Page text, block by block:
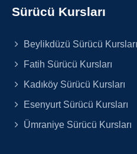
Sürücü Kursları
Beylikdüzü Sürücü Kursları
Fatih Sürücü Kursları
Kadıköy Sürücü Kursları
Esenyurt Sürücü Kursları
Ümraniye Sürücü Kursları